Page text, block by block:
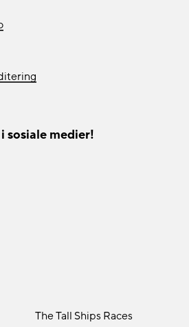
sosiale medier!
The Tall Ships Races